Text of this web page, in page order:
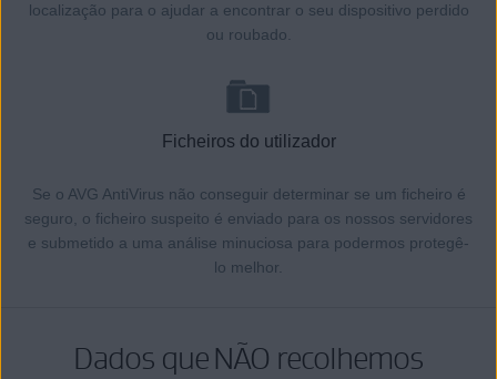
localização para o ajudar a encontrar o seu dispositivo perdido
ou roubado.
Ficheiros do utilizador
Se o AVG AntiVirus não conseguir determinar se um ficheiro é
seguro, o ficheiro suspeito é enviado para os nossos servidores
e submetido a uma análise minuciosa para podermos protegê-
lo melhor.
Dados que NÃO recolhemos